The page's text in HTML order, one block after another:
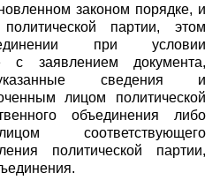
законом порядке, и
партии, этом
при условии
с заявлением документа,
сведения и
лицом политической
объединения либо
соответствующего
политической партии,